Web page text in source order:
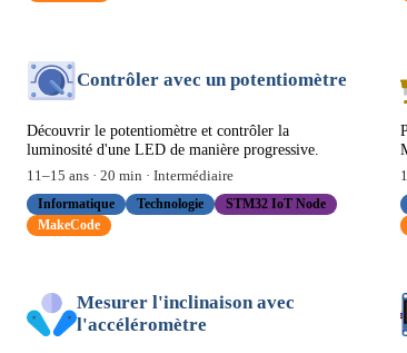
Contrôler avec un potentiomètre
Découvrir le potentiomètre et contrôler la
luminosité d'une LED de manière progressive.
11–15 ans · 20 min · Intermédiaire
Informatique
Technologie
STM32 IoT Node
MakeCode
Mesurer l'inclinaison avec
l'accéléromètre